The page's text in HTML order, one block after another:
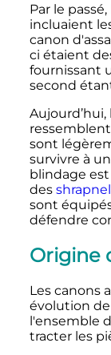
Par le
incluaient
canon
ci étaient
fournissant
second
sont
survivre à
blindage
des
sont
défendre
Origine
Les canons
évolution
l'ensemble
tracter les